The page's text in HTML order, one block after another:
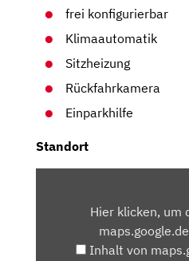
frei konfigurierbar
Klimaautomatik
Sitzheizung
Rückfahrkamera
Einparkhilfe
Standort
MAPS.GOOGLE.DE
Hier klicken, um
Inhalt von